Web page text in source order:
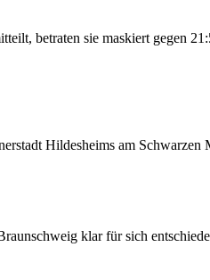
betraten sie maskiert gegen
Hildesheims am
klar für sich